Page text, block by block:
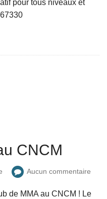
pour tous niveaux et
CNCM
Aucun commentaire
de MMA au CNCM ! Le